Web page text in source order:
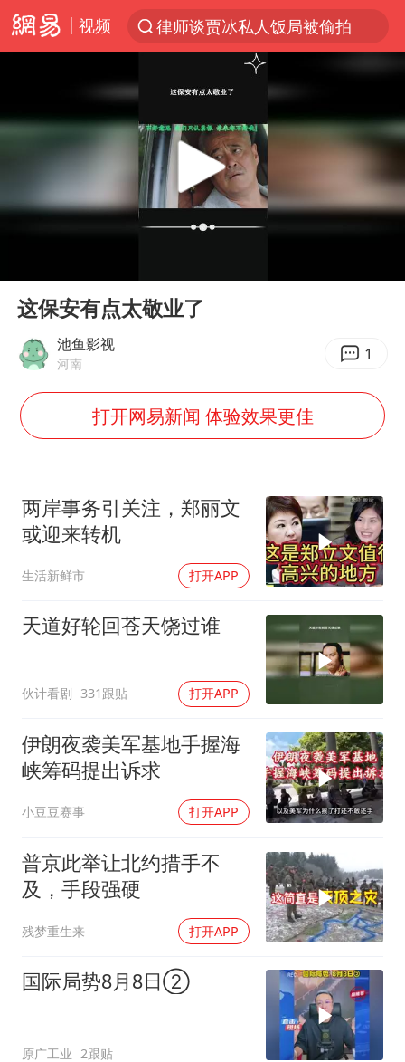
视频
律师谈贾冰私人饭局被偷拍
克雷桑回应绝杀津门虎
人形机器人第一股
江苏昆山升级发布暴雨红警
多地银行上调存款利率
上海地铁4条线路全线停运
男子结婚8年3个女儿都不是亲生
白海豚可深入内陆制造大范围风雨
NBA传奇教练老尼尔森去世
手机真会“偷听”我们说话吗
加沙约14万栋建筑被完全摧毁
5万小车卖不动 微型代步车集体遇冷
从科技创新看开局起步的时与势
Play
这保安有点太敬业了
池鱼影视
河南 1
打开网易新闻 体验效果更佳
两岸事务引关注，郑丽文
或迎来转机
生活新鲜市 打开APP
天道好轮回苍天饶过谁
伙计看剧 331跟贴 打开APP
伊朗夜袭美军基地手握海
峡筹码提出诉求
小豆豆赛事 打开APP
普京此举让北约措手不
及，手段强硬
残梦重生来 打开APP
国际局势8月8日②
原广工业 2跟贴